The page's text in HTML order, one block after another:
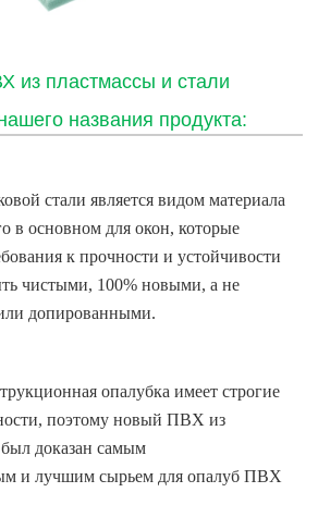
из пластмассы и стали
названия продукта:
стали является видом материала
в основном для окон, которые
к прочности и устойчивости
чистыми, 100% новыми, а не
допированными.
опалубка имеет строгие
поэтому новый ПВХ из
доказан самым
и лучшим сырьем для опалуб ПВХ